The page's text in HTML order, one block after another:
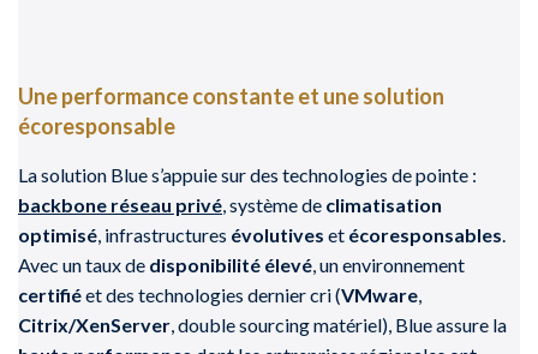
Une performance constante et une solution
écoresponsable
La solution Blue s’appuie sur des technologies de pointe :
backbone réseau privé , système de climatisation
optimisé , infrastructures évolutives et écoresponsables
Avec un taux de disponibilité élevé , un environnement
certifiéet des technologies dernier cri (VMware
Citrix/XenServer , double sourcing matériel), Blue assure la